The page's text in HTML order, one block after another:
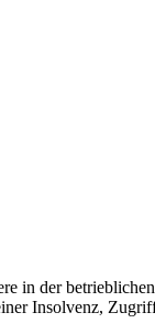
in der
Insolvenz,